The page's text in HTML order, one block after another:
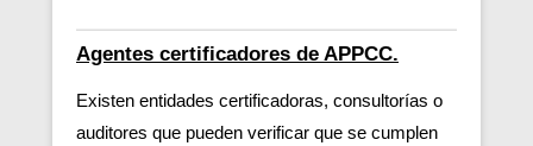
Agentes certificadores de APPCC.
Existen entidades certificadoras, consultorías o
auditores que pueden verificar que se cumplen